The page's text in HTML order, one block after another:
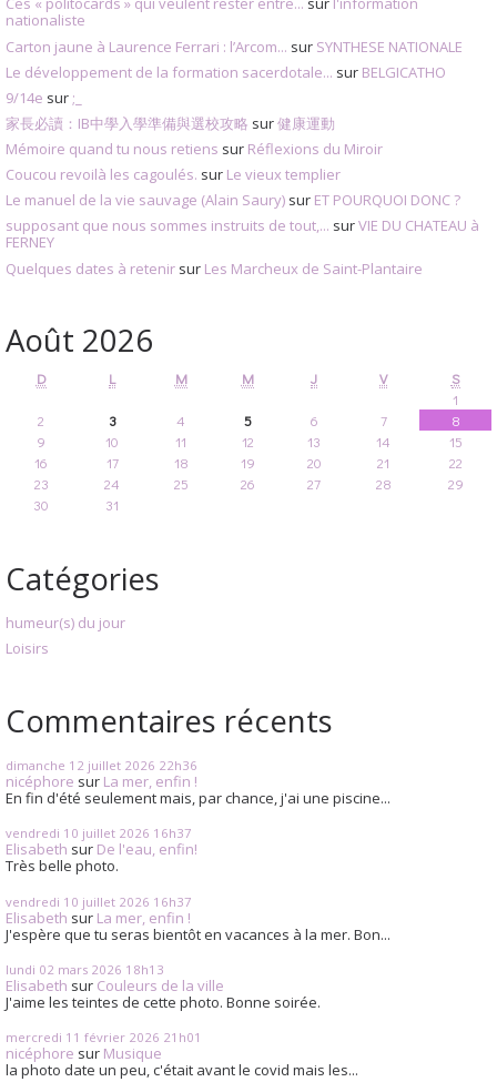
nationaliste
Carton jaune à Laurence Ferrari : l’Arcom... sur SYNTHESE NATIONALE
Le développement de la formation sacerdotale... sur BELGICATHO
9/14e sur ;_
家長必讀：IB中學入學準備與選校攻略 sur健康運動
Mémoire quand tu nous retiens sur Réflexions du Miroir
Coucou revoilà les cagoulés. sur Le vieux templier
Le manuel de la vie sauvage (Alain Saury) sur ET POURQUOI DONC ?
supposant que nous sommes instruits de tout,... surVIE DU CHATEAU à
FERNEY
Quelques dates à retenir sur Les Marcheux de Saint-Plantaire
Août 2026
D L M M J V
S
1
2
3 4 5 6 7
8
9
10 11 12 13 14
15
16
17 18 19 20 21
22
23
24 25 26 27 28
29
30
31
Catégories
humeur(s) du jour
Loisirs
Commentaires récents
dimanche 12 juillet 2026 22h36
nicéphore sur La mer, enfin !
En fin d'été seulement mais, par chance, j'ai une piscine...
vendredi 10 juillet 2026 16h37
Elisabeth sur De l'eau, enfin!
Très belle photo.
vendredi 10 juillet 2026 16h37
Elisabeth sur La mer, enfin !
J'espère que tu seras bientôt en vacances à la mer. Bon...
lundi 02 mars 2026 18h13
Elisabeth sur Couleurs de la ville
J'aime les teintes de cette photo. Bonne soirée.
mercredi 11 février 2026 21h01
nicéphore sur Musique
la photo date un peu, c'était avant le covid mais les...